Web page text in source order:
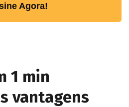
Agora!
1 min
vantagens